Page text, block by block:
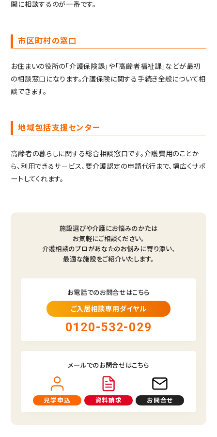
関に相談するのが一番です。
市区町村の窓口
お住まいの役所の「介護保険課」や「高齢者福祉課」などが最初
の相談窓口になります。介護保険に関する手続き全般について相
談できます。
地域包括支援センター
高齢者の暮らしに関する総合相談窓口です。介護費用のことか
ら、利用できるサービス、要介護認定の申請代行まで、幅広くサポ
ートしてくれます。
施設選びや介護にお悩みのかたは
お気軽にご相談ください。
介護相談のプロがあなたのお悩みに寄り添い、
最適な施設をご紹介いたします。
お電話でのお問合せはこちら
ご入居相談専用ダイヤル
0120-532-029
メールでのお問合せはこちら
見学申込 資料請求 お問合せ